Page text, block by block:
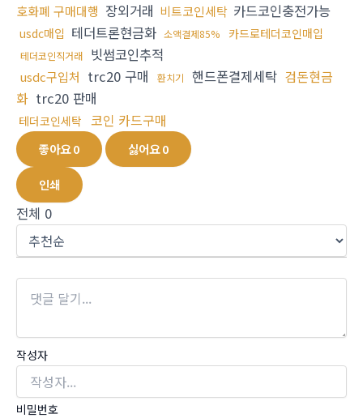
호화폐 구매대행 장외거래 비트코인세탁 카드코인충전가능
usdc매입 테더트론현금화 소액결제85% 카드로테더코인매입
테더코인직거래 빗썸코인추적
usdc구입처 trc20 구매 환치기 핸드폰결제세탁 검돈현금
화 trc20 판매
테더코인세탁 코인 카드구매
좋아요0 싫어요0
인쇄
전체 0
작성자
비밀번호